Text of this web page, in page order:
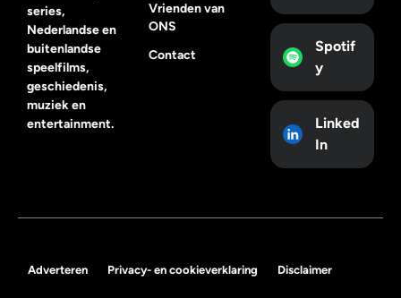
series,
Nederlandse en
buitenlandse
speelfilms,
geschiedenis,
muziek en
entertainment.
Vrienden van
ONS
Contact
Spotif
y
Linked
In
Adverteren Privacy- en cookieverklaring Disclaimer